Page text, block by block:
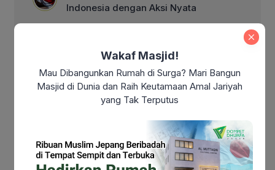
Indonesia dengan Aksi Nyata
Modern: Sudahkah Kita Benar-Benar
Merdeka?
Makna Maulid Nabi Muhammad SAW:
Meneladani Akhlak Rasulullah dalam
Wakaf Masjid!
Mau Dibangunkan Rumah di Surga? Mari Bangun
Masjid di Dunia dan Raih Keutamaan Amal Jariyah
yang Tak Terputus